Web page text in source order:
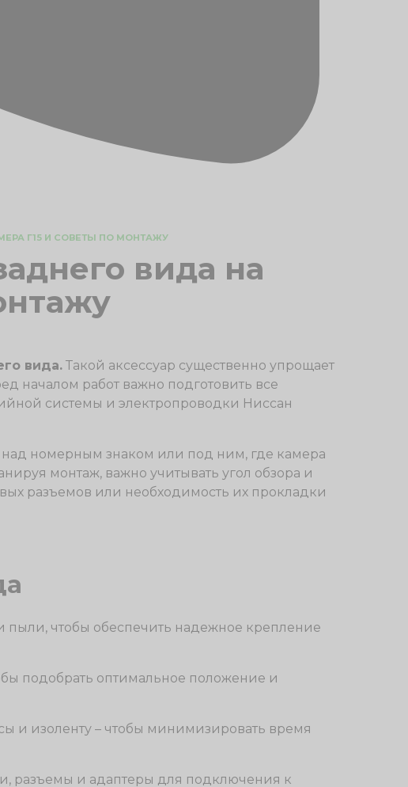
Г15 И СОВЕТЫ ПО МОНТАЖУ
вида на
вида. Такой аксессуар существенно упрощает
началом работ важно подготовить все
системы и электропроводки Ниссан
номерным знаком или под ним, где камера
монтаж, важно учитывать угол обзора и
разъемов или необходимость их прокладки
пыли, чтобы обеспечить надежное крепление
подобрать оптимальное положение и
и изоленту – чтобы минимизировать время
разъемы и адаптеры для подключения к